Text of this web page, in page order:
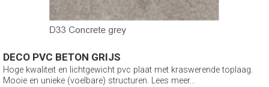
DECO PVC BETON GRIJS
Hoge kwaliteit en lichtgewicht pvc plaat met kraswerende toplaag.
Mooie en unieke (voelbare) structuren. Lees meer...